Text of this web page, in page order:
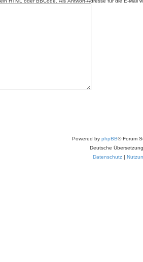
Powered by phpBB® Forum
Deutsche
Datenschutz|